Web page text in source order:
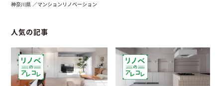
神奈川県 ／マンションリノベーション
人気の記事